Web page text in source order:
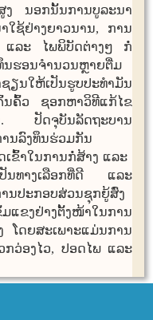
ງ ນອກ​ນັ້ນ​ການ​ບູລະ​ນາ​
ໃຊ້​ຢ່າງ​ຍາວ​ນານ​, ການ​
ແລະ​ ໄພພິບັດ​ຕ່າງໆ ກໍ່
ນຮອນ​ຈຳນວນ​ຫຼາຍຕື່ມ​
ຽນ​ໃຫ້​ເປັນ​ຮູບ​ປະ​ທຳ​ມັນ​
ນຄົ້ວ ຊອກ​ຫາ​ວິທີ​ແກ້​ໄຂ​
ນ. ​ປັດ​ຈຸບັນ​ລັດຖະບານ​
ນ​ລົງ​ທຶນ​ຮ່ວມ​ກັນ​
ຂົ້າ​ໃນ​ການກໍ່ສ້າງ ​ແລະ
ປັນ​ທາງ​ເລືອກ​ທີ່​ດີ​ ແລະ​
ນ​ປະກອບສ່ວນ​ຊຸກຍູ້​ສົ່ງ​
ຂງ​ຢ່າງ​ຕັ້ງໜ້າ​ໃນ​ການ​
ໂດຍ​ສະ​ເພາະ​ແມ່ນ​ການ​
ກ​ວ່ອງ​ໄວ​, ປອດ​ໄພ ແລະ​